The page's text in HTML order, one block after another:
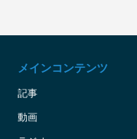
メインコンテンツ
記事
動画